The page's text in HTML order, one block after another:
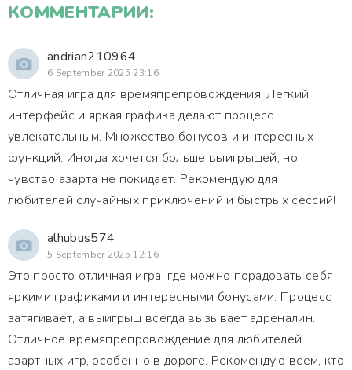
КОММЕНТАРИИ:
andrian210964
6 September 2025 23:16
Отличная игра для времяпрепровождения! Легкий
интерфейс и яркая графика делают процесс
увлекательным. Множество бонусов и интересных
функций. Иногда хочется больше выигрышей, но
чувство азарта не покидает. Рекомендую для
любителей случайных приключений и быстрых сессий!
alhubus574
5 September 2025 12:16
Это просто отличная игра, где можно порадовать себя
яркими графиками и интересными бонусами. Процесс
затягивает, а выигрыш всегда вызывает адреналин.
Отличное времяпрепровождение для любителей
азартных игр, особенно в дороге. Рекомендую всем, кто